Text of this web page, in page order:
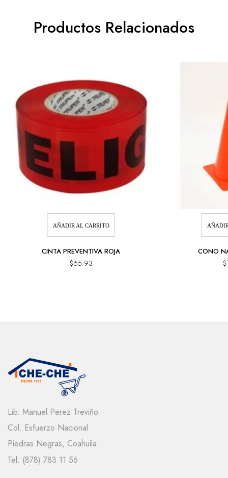
Productos Relacionados
AÑADIR AL CARRITO
CINTA PREVENTIVA ROJA
$65.93
CONO
$
Lib. Manuel Perez Treviño
Col. Esfuerzo Nacional
Piedras Negras, Coahuila
Tel. (878) 783 11 56